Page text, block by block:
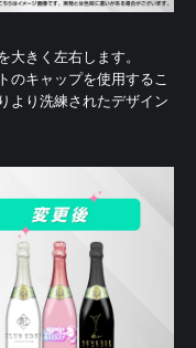
きく左右します。
のキャップを使用するこ
より洗練されたデザイン